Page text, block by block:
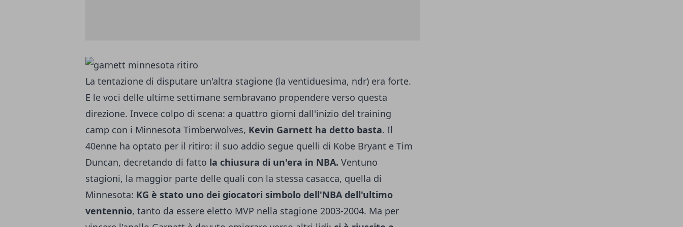
La tentazione di disputare un'altra stagione (la ventiduesima, ndr) era forte.
E le voci delle ultime settimane sembravano propendere verso questa
direzione. Invece colpo di scena: a quattro giorni dall'inizio del training
camp con i Minnesota Timberwolves, Kevin Garnett ha detto basta. Il
40enne ha optato per il ritiro: il suo addio segue quelli di Kobe Bryant e Tim
Duncan, decretando di fatto la chiusura di un'era in NBA. Ventuno
stagioni, la maggior parte delle quali con la stessa casacca, quella di
Minnesota: KG è stato uno dei giocatori simbolo dell'NBA dell'ultimo
ventennio, tanto da essere eletto MVP nella stagione 2003-2004. Ma per